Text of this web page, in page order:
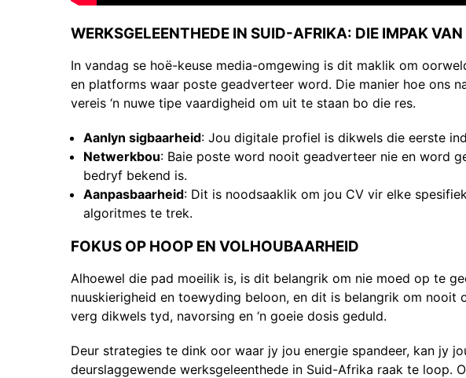
WERKSGELEENTHEDE IN SUID-AFRIKA: DIE IMPAK
In vandag se hoë-keuse media-omgewing is dit maklik om
en platforms waar poste geadverteer word. Die manier hoe ons
vereis ‘n nuwe tipe vaardigheid om uit te staan bo die res.
Aanlyn sigbaarheid: Jou digitale profiel is dikwels die eerste
Netwerkbou: Baie poste word nooit geadverteer nie en word
bedryf bekend is.
Aanpasbaarheid: Dit is noodsaaklik om jou CV vir elke
algoritmes te trek.
FOKUS OP HOOP EN VOLHOUBAARHEID
Alhoewel die pad moeilik is, is dit belangrik om nie moed op te
nuuskierigheid en toewyding beloon, en dit is belangrik om nooit
verg dikwels tyd, navorsing en ‘n goeie dosis geduld.
Deur strategies te dink oor waar jy jou energie spandeer, kan jy
deurslaggewende werksgeleenthede in Suid-Afrika raak te loop.